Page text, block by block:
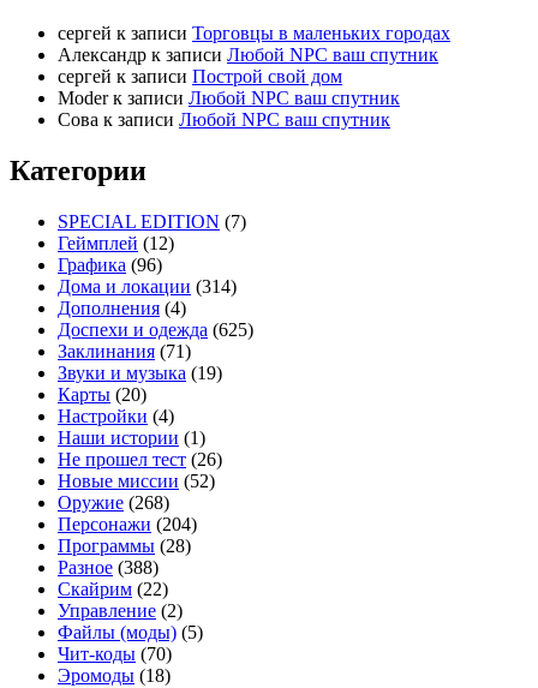
cергей к записи Торговцы в маленьких городах
Александр к записи Любой NPC ваш спутник
cергей к записи Построй свой дом
Moderк записи Любой NPC ваш спутник
Сова к записи Любой NPC ваш спутник
Категории
SPECIAL EDITION (7)
Геймплей (12)
Графика (96)
Дома и локации (314)
Дополнения (4)
Доспехи и одежда (625)
Заклинания (71)
Звуки и музыка (19)
Карты (20)
Настройки (4)
Наши истории (1)
Не прошел тест (26)
Новые миссии (52)
Оружие (268)
Персонажи (204)
Программы (28)
Разное (388)
Скайрим (22)
Управление (2)
Файлы (моды) (5)
Чит-коды (70)
Эромоды (18)